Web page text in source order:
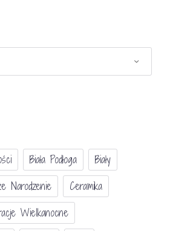
Biała Podłoga
Biały
Narodzenie
Ceramika
Wielkanocne